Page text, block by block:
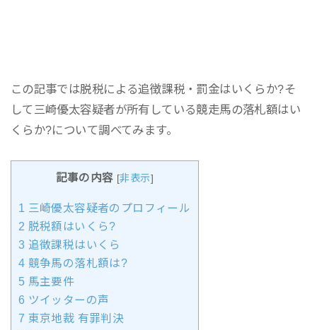
この記事では脱税による追徴課税・罰金はいくらか?そ
して三崎優太容疑者が所有している競走馬の落札額はい
くらか?について調べてみます。
記事の内容 [非表示]
1 三崎優太容疑者のプロフィール
2 脱税額はいくら?
3 追徴課税はいくら
4 競争馬の落札額は?
5 馬主要件
6 ツイッターの声
7 東京地裁 有罪判決